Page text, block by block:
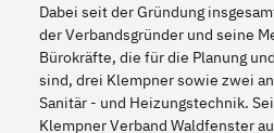
Dabei seit der Gründung
der Verbandsgründer und seine
Bürokräfte, die für die Planung
sind, drei Klempner sowie zwei
Sanitär - und Heizungstechnik.
Klempner Verband Waldfenster